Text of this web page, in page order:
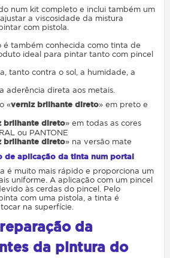
num kit completo e inclui também um
a viscosidade da mistura
com pistola.
também conhecida como tinta de
ideal para pintar tanto com pincel
tanto contra o sol, a humidade, a
aderência direta aos metais.
«verniz brilhante direto» em preto e
brilhante direto» em todas as cores
ou PANTONE
brilhante direto» na versão mate
de aplicação da tinta num portal
é muito mais rápido e proporciona um
uniforme. A aplicação com um pincel
às cerdas do pincel. Pelo
com uma pistola, a tinta é
na superfície.
da
da pintura do